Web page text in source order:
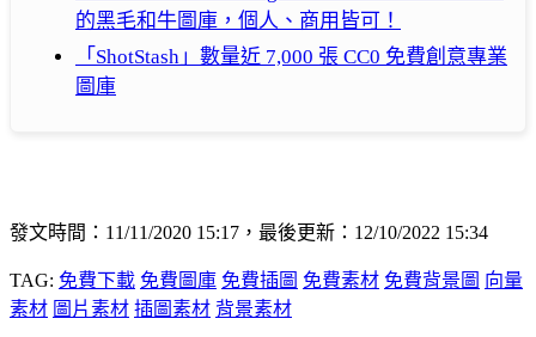
的黑毛和牛圖庫，個人、商用皆可！
「ShotStash」數量近 7,000 張 CC0 免費創意專業
圖庫
發文時間：11/11/2020 15:17，最後更新：12/10/2022 15:34
TAG: 免費下載 免費圖庫 免費插圖 免費素材 免費背景圖 向量
素材 圖片素材 插圖素材 背景素材